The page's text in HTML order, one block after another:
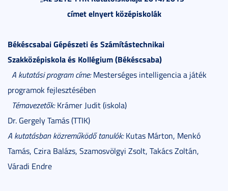
címet elnyert középiskolák
Békéscsabai Gépészeti és Számítástechnikai
Szakközépiskola és Kollégium (Békéscsaba)
A kutatási program címe:Mesterséges intelligencia a játék
programok fejlesztésében
Témavezetők:Krámer Judit (iskola)
Dr. Gergely Tamás (TTIK)
A kutatásban közreműködő tanulók:Kutas Márton, Menkó
Tamás, Czira Balázs, Szamosvölgyi Zsolt, Takács Zoltán,
Váradi Endre